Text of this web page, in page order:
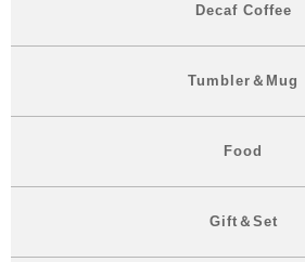
Decaf Coffee
Tumbler＆Mug
Food
Gift＆Set